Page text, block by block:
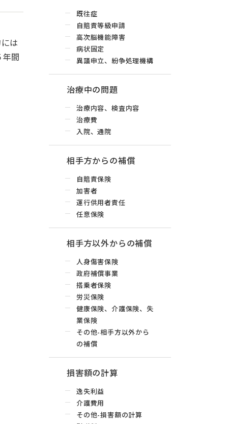
は
間
既往症
自賠責等級申請
高次脳機能障害
病状固定
異議申立、紛争処理機構
治療中の問題
治療内容、検査内容
治療費
入院、通院
相手方からの補償
自賠責保険
加害者
運行供用者責任
任意保険
相手方以外からの補償
人身傷害保険
政府補償事業
搭乗者保険
労災保険
健康保険、介護保険、失
業保険
その他-相手方以外から
の補償
損害額の計算
逸失利益
介護費用
その他-損害額の計算